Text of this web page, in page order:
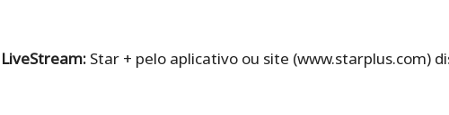
LiveStream: Star + pelo aplicativo ou site (www.starplus.com)